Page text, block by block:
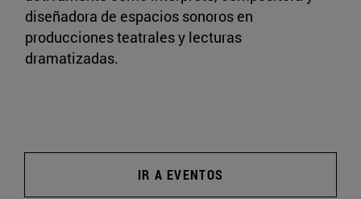
diseñadora de espacios sonoros en
producciones teatrales y lecturas
dramatizadas.
IR A EVENTOS